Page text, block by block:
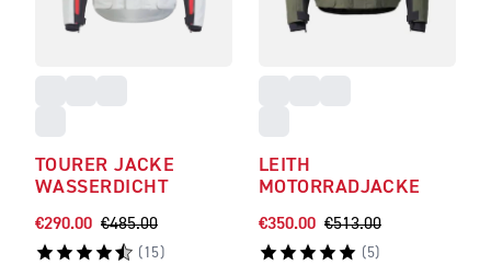
TOURER JACKE
WASSERDICHT
€290.00 €485.00
( 15)
LEITH
MOTORRADJACKE
€350.00 €513.00
( 5)